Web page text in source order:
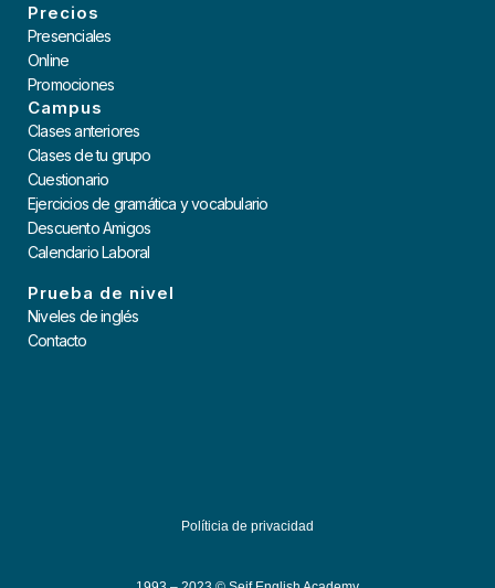
Precios
Presenciales
Online
Promociones
Campus
Clases anteriores
Clases de tu grupo
Cuestionario
Ejercicios de gramática y vocabulario
Descuento Amigos
Calendario Laboral
Prueba de nivel
Niveles de inglés
Contacto
Políticia de privacidad